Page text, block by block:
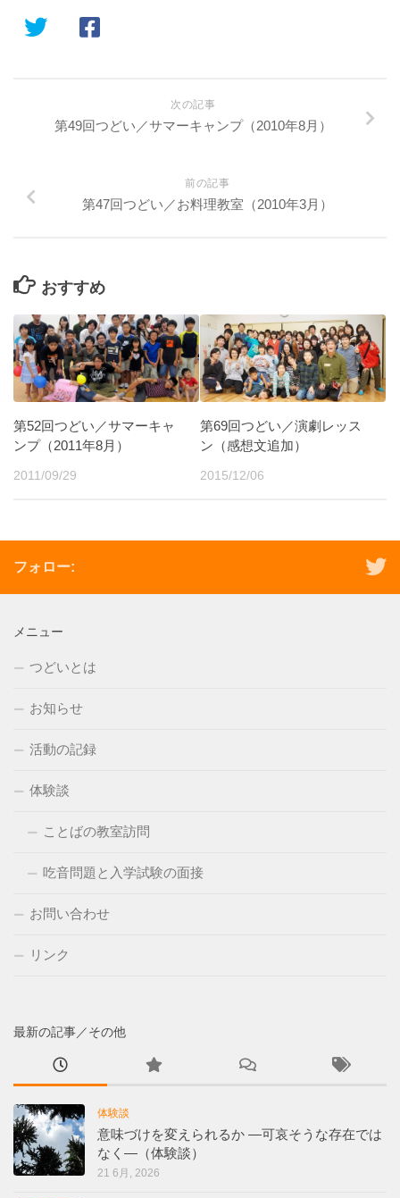
次の記事
第49回つどい／サマーキャンプ（2010年8月）
前の記事
第47回つどい／お料理教室（2010年3月）
おすすめ
第52回つどい／サマーキャ
ンプ（2011年8月）
2011/09/29
第69回つどい／演劇レッス
ン（感想文追加）
2015/12/06
フォロー:
メニュー
つどいとは
お知らせ
活動の記録
体験談
ことばの教室訪問
吃音問題と入学試験の面接
お問い合わせ
リンク
最新の記事／その他
体験談
意味づけを変えられるか ―可哀そうな存在では
なく―（体験談）
21 6月, 2026